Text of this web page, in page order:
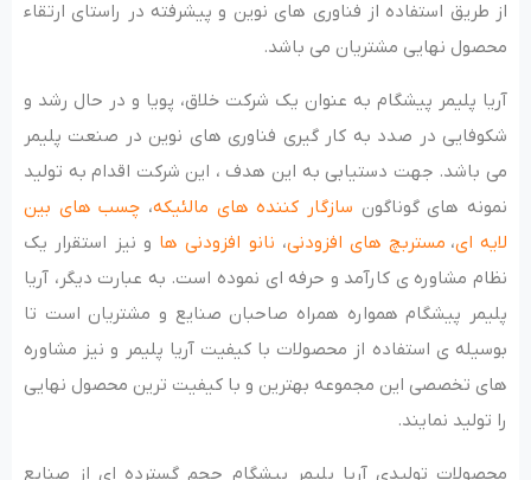
از طریق استفاده از فناوری های نوین و پیشرفته در راستای ارتقاء
محصول نهایی مشتریان می باشد.
آریا پلیمر پیشگام به عنوان یک شرکت خلاق، پویا و در حال رشد و
شکوفایی در صدد به کار گیری فناوری های نوین در صنعت پلیمر
می باشد. جهت دستیابی به این هدف ، این شرکت اقدام به تولید
نمونه های گوناگون سازگار کننده های مالئیکه، چسب های بین
لایه ای، مستربچ های افزودنی، نانو افزودنی ها و نیز استقرار یک
نظام مشاوره ی کارآمد و حرفه ای نموده است. به عبارت دیگر، آریا
پلیمر پیشگام همواره همراه صاحبان صنایع و مشتریان است تا
بوسیله ی استفاده از محصولات با کیفیت آریا پلیمر و نیز مشاوره
های تخصصی این مجموعه بهترین و با کیفیت ترین محصول نهایی
را تولید نمایند.
محصولات تولیدی آریا پلیمر پیشگام حجم گسترده ای از صنایع